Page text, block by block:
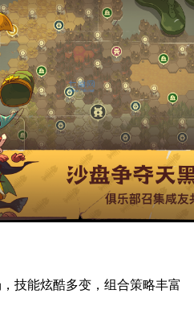
技能炫酷多变，组合策略丰富